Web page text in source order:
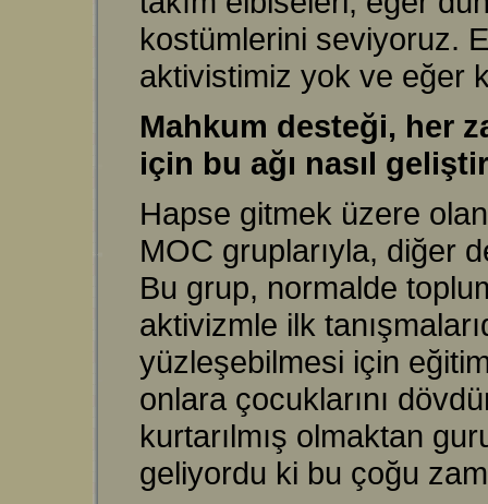
kostümlerini seviyoruz.
aktivistimiz yok ve eğer
Mahkum desteği, her
için bu ağı nasıl
Hapse gitmek üzere
MOC gruplarıyla, diğer
Bu grup, normalde
aktivizmle ilk
yüzleşebilmesi için
onlara çocuklarını
kurtarılmış olmaktan
geliyordu ki bu çoğu